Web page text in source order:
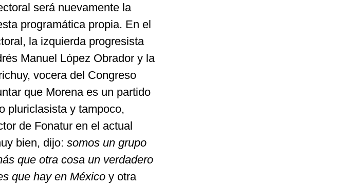
será nuevamente la
programática propia. En el
la izquierda progresista
Manuel López Obrador y la
vocera del Congreso
que Morena es un partido
pluriclasista y tampoco,
de Fonatur en el actual
bien, dijo: somos un grupo
que otra cosa un verdadero
que hay en México y otra